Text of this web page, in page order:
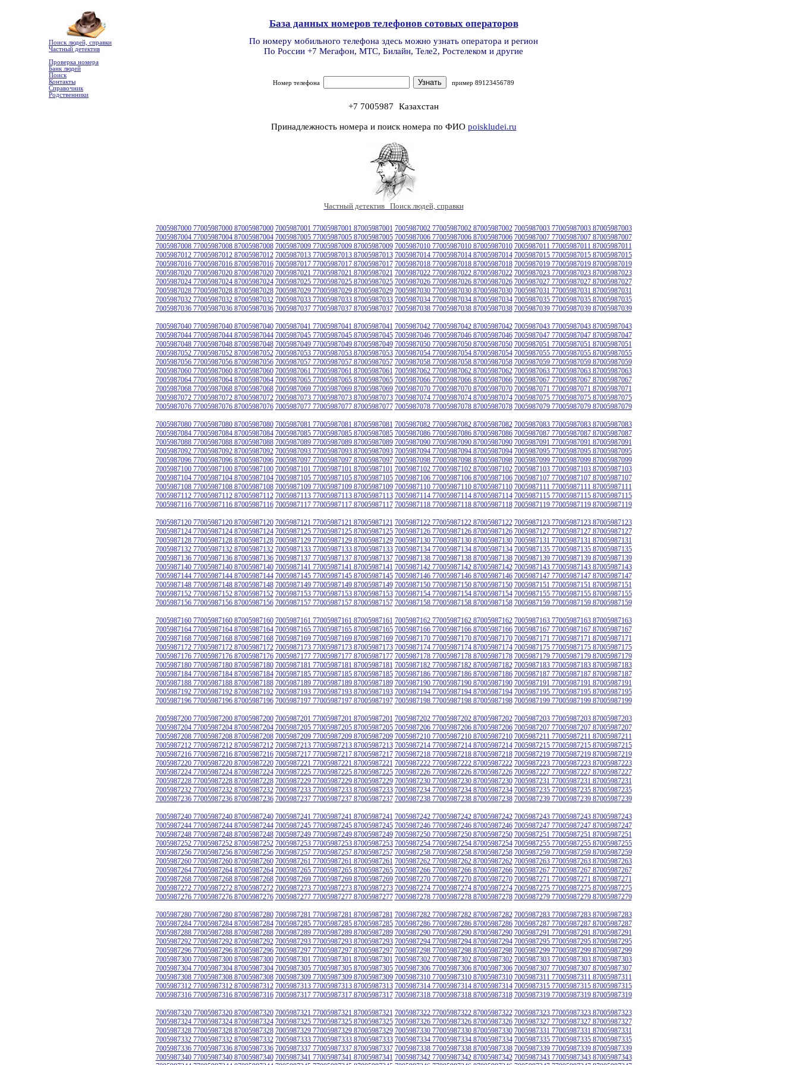
Поиск людей, справки
Частный детектив
Проверка номера
Банк людей
Поиск
Контакты
Справочник
Родственники
База данных номеров телефонов сотовых операторов
По номеру мобильного телефона здесь можно узнать оператора и регион
По России +7 Мегафон, МТС, Билайн, Теле2, Ростелеком и другие
Номер телефона пример 89123456789
+7 7005987 Казахстан
Принадлежность номера и поиск номера по ФИО poiskludei.ru
Частный детектив Поиск людей, справки
7005987000 77005987000 87005987000 7005987001 77005987001 87005987001 7005987002 77005987002 87005987002 7005987003 77005987003 87005987003
7005987004 77005987004 87005987004 7005987005 77005987005 87005987005 7005987006 77005987006 87005987006 7005987007 77005987007 87005987007
7005987008 77005987008 87005987008 7005987009 77005987009 87005987009 7005987010 77005987010 87005987010 7005987011 77005987011 87005987011
7005987012 77005987012 87005987012 7005987013 77005987013 87005987013 7005987014 77005987014 87005987014 7005987015 77005987015 87005987015
7005987016 77005987016 87005987016 7005987017 77005987017 87005987017 7005987018 77005987018 87005987018 7005987019 77005987019 87005987019
7005987020 77005987020 87005987020 7005987021 77005987021 87005987021 7005987022 77005987022 87005987022 7005987023 77005987023 87005987023
7005987024 77005987024 87005987024 7005987025 77005987025 87005987025 7005987026 77005987026 87005987026 7005987027 77005987027 87005987027
7005987028 77005987028 87005987028 7005987029 77005987029 87005987029 7005987030 77005987030 87005987030 7005987031 77005987031 87005987031
7005987032 77005987032 87005987032 7005987033 77005987033 87005987033 7005987034 77005987034 87005987034 7005987035 77005987035 87005987035
7005987036 77005987036 87005987036 7005987037 77005987037 87005987037 7005987038 77005987038 87005987038 7005987039 77005987039 87005987039
7005987040 77005987040 87005987040 7005987041 77005987041 87005987041 7005987042 77005987042 87005987042 7005987043 77005987043 87005987043
7005987044 77005987044 87005987044 7005987045 77005987045 87005987045 7005987046 77005987046 87005987046 7005987047 77005987047 87005987047
7005987048 77005987048 87005987048 7005987049 77005987049 87005987049 7005987050 77005987050 87005987050 7005987051 77005987051 87005987051
7005987052 77005987052 87005987052 7005987053 77005987053 87005987053 7005987054 77005987054 87005987054 7005987055 77005987055 87005987055
7005987056 77005987056 87005987056 7005987057 77005987057 87005987057 7005987058 77005987058 87005987058 7005987059 77005987059 87005987059
7005987060 77005987060 87005987060 7005987061 77005987061 87005987061 7005987062 77005987062 87005987062 7005987063 77005987063 87005987063
7005987064 77005987064 87005987064 7005987065 77005987065 87005987065 7005987066 77005987066 87005987066 7005987067 77005987067 87005987067
7005987068 77005987068 87005987068 7005987069 77005987069 87005987069 7005987070 77005987070 87005987070 7005987071 77005987071 87005987071
7005987072 77005987072 87005987072 7005987073 77005987073 87005987073 7005987074 77005987074 87005987074 7005987075 77005987075 87005987075
7005987076 77005987076 87005987076 7005987077 77005987077 87005987077 7005987078 77005987078 87005987078 7005987079 77005987079 87005987079
7005987080 77005987080 87005987080 7005987081 77005987081 87005987081 7005987082 77005987082 87005987082 7005987083 77005987083 87005987083
7005987084 77005987084 87005987084 7005987085 77005987085 87005987085 7005987086 77005987086 87005987086 7005987087 77005987087 87005987087
7005987088 77005987088 87005987088 7005987089 77005987089 87005987089 7005987090 77005987090 87005987090 7005987091 77005987091 87005987091
7005987092 77005987092 87005987092 7005987093 77005987093 87005987093 7005987094 77005987094 87005987094 7005987095 77005987095 87005987095
7005987096 77005987096 87005987096 7005987097 77005987097 87005987097 7005987098 77005987098 87005987098 7005987099 77005987099 87005987099
7005987100 77005987100 87005987100 7005987101 77005987101 87005987101 7005987102 77005987102 87005987102 7005987103 77005987103 87005987103
7005987104 77005987104 87005987104 7005987105 77005987105 87005987105 7005987106 77005987106 87005987106 7005987107 77005987107 87005987107
7005987108 77005987108 87005987108 7005987109 77005987109 87005987109 7005987110 77005987110 87005987110 7005987111 77005987111 87005987111
7005987112 77005987112 87005987112 7005987113 77005987113 87005987113 7005987114 77005987114 87005987114 7005987115 77005987115 87005987115
7005987116 77005987116 87005987116 7005987117 77005987117 87005987117 7005987118 77005987118 87005987118 7005987119 77005987119 87005987119
7005987120 77005987120 87005987120 7005987121 77005987121 87005987121 7005987122 77005987122 87005987122 7005987123 77005987123 87005987123
7005987124 77005987124 87005987124 7005987125 77005987125 87005987125 7005987126 77005987126 87005987126 7005987127 77005987127 87005987127
7005987128 77005987128 87005987128 7005987129 77005987129 87005987129 7005987130 77005987130 87005987130 7005987131 77005987131 87005987131
7005987132 77005987132 87005987132 7005987133 77005987133 87005987133 7005987134 77005987134 87005987134 7005987135 77005987135 87005987135
7005987136 77005987136 87005987136 7005987137 77005987137 87005987137 7005987138 77005987138 87005987138 7005987139 77005987139 87005987139
7005987140 77005987140 87005987140 7005987141 77005987141 87005987141 7005987142 77005987142 87005987142 7005987143 77005987143 87005987143
7005987144 77005987144 87005987144 7005987145 77005987145 87005987145 7005987146 77005987146 87005987146 7005987147 77005987147 87005987147
7005987148 77005987148 87005987148 7005987149 77005987149 87005987149 7005987150 77005987150 87005987150 7005987151 77005987151 87005987151
7005987152 77005987152 87005987152 7005987153 77005987153 87005987153 7005987154 77005987154 87005987154 7005987155 77005987155 87005987155
7005987156 77005987156 87005987156 7005987157 77005987157 87005987157 7005987158 77005987158 87005987158 7005987159 77005987159 87005987159
7005987160 77005987160 87005987160 7005987161 77005987161 87005987161 7005987162 77005987162 87005987162 7005987163 77005987163 87005987163
7005987164 77005987164 87005987164 7005987165 77005987165 87005987165 7005987166 77005987166 87005987166 7005987167 77005987167 87005987167
7005987168 77005987168 87005987168 7005987169 77005987169 87005987169 7005987170 77005987170 87005987170 7005987171 77005987171 87005987171
7005987172 77005987172 87005987172 7005987173 77005987173 87005987173 7005987174 77005987174 87005987174 7005987175 77005987175 87005987175
7005987176 77005987176 87005987176 7005987177 77005987177 87005987177 7005987178 77005987178 87005987178 7005987179 77005987179 87005987179
7005987180 77005987180 87005987180 7005987181 77005987181 87005987181 7005987182 77005987182 87005987182 7005987183 77005987183 87005987183
7005987184 77005987184 87005987184 7005987185 77005987185 87005987185 7005987186 77005987186 87005987186 7005987187 77005987187 87005987187
7005987188 77005987188 87005987188 7005987189 77005987189 87005987189 7005987190 77005987190 87005987190 7005987191 77005987191 87005987191
7005987192 77005987192 87005987192 7005987193 77005987193 87005987193 7005987194 77005987194 87005987194 7005987195 77005987195 87005987195
7005987196 77005987196 87005987196 7005987197 77005987197 87005987197 7005987198 77005987198 87005987198 7005987199 77005987199 87005987199
7005987200 77005987200 87005987200 7005987201 77005987201 87005987201 7005987202 77005987202 87005987202 7005987203 77005987203 87005987203
7005987204 77005987204 87005987204 7005987205 77005987205 87005987205 7005987206 77005987206 87005987206 7005987207 77005987207 87005987207
7005987208 77005987208 87005987208 7005987209 77005987209 87005987209 7005987210 77005987210 87005987210 7005987211 77005987211 87005987211
7005987212 77005987212 87005987212 7005987213 77005987213 87005987213 7005987214 77005987214 87005987214 7005987215 77005987215 87005987215
7005987216 77005987216 87005987216 7005987217 77005987217 87005987217 7005987218 77005987218 87005987218 7005987219 77005987219 87005987219
7005987220 77005987220 87005987220 7005987221 77005987221 87005987221 7005987222 77005987222 87005987222 7005987223 77005987223 87005987223
7005987224 77005987224 87005987224 7005987225 77005987225 87005987225 7005987226 77005987226 87005987226 7005987227 77005987227 87005987227
7005987228 77005987228 87005987228 7005987229 77005987229 87005987229 7005987230 77005987230 87005987230 7005987231 77005987231 87005987231
7005987232 77005987232 87005987232 7005987233 77005987233 87005987233 7005987234 77005987234 87005987234 7005987235 77005987235 87005987235
7005987236 77005987236 87005987236 7005987237 77005987237 87005987237 7005987238 77005987238 87005987238 7005987239 77005987239 87005987239
7005987240 77005987240 87005987240 7005987241 77005987241 87005987241 7005987242 77005987242 87005987242 7005987243 77005987243 87005987243
7005987244 77005987244 87005987244 7005987245 77005987245 87005987245 7005987246 77005987246 87005987246 7005987247 77005987247 87005987247
7005987248 77005987248 87005987248 7005987249 77005987249 87005987249 7005987250 77005987250 87005987250 7005987251 77005987251 87005987251
7005987252 77005987252 87005987252 7005987253 77005987253 87005987253 7005987254 77005987254 87005987254 7005987255 77005987255 87005987255
7005987256 77005987256 87005987256 7005987257 77005987257 87005987257 7005987258 77005987258 87005987258 7005987259 77005987259 87005987259
7005987260 77005987260 87005987260 7005987261 77005987261 87005987261 7005987262 77005987262 87005987262 7005987263 77005987263 87005987263
7005987264 77005987264 87005987264 7005987265 77005987265 87005987265 7005987266 77005987266 87005987266 7005987267 77005987267 87005987267
7005987268 77005987268 87005987268 7005987269 77005987269 87005987269 7005987270 77005987270 87005987270 7005987271 77005987271 87005987271
7005987272 77005987272 87005987272 7005987273 77005987273 87005987273 7005987274 77005987274 87005987274 7005987275 77005987275 87005987275
7005987276 77005987276 87005987276 7005987277 77005987277 87005987277 7005987278 77005987278 87005987278 7005987279 77005987279 87005987279
7005987280 77005987280 87005987280 7005987281 77005987281 87005987281 7005987282 77005987282 87005987282 7005987283 77005987283 87005987283
7005987284 77005987284 87005987284 7005987285 77005987285 87005987285 7005987286 77005987286 87005987286 7005987287 77005987287 87005987287
7005987288 77005987288 87005987288 7005987289 77005987289 87005987289 7005987290 77005987290 87005987290 7005987291 77005987291 87005987291
7005987292 77005987292 87005987292 7005987293 77005987293 87005987293 7005987294 77005987294 87005987294 7005987295 77005987295 87005987295
7005987296 77005987296 87005987296 7005987297 77005987297 87005987297 7005987298 77005987298 87005987298 7005987299 77005987299 87005987299
7005987300 77005987300 87005987300 7005987301 77005987301 87005987301 7005987302 77005987302 87005987302 7005987303 77005987303 87005987303
7005987304 77005987304 87005987304 7005987305 77005987305 87005987305 7005987306 77005987306 87005987306 7005987307 77005987307 87005987307
7005987308 77005987308 87005987308 7005987309 77005987309 87005987309 7005987310 77005987310 87005987310 7005987311 77005987311 87005987311
7005987312 77005987312 87005987312 7005987313 77005987313 87005987313 7005987314 77005987314 87005987314 7005987315 77005987315 87005987315
7005987316 77005987316 87005987316 7005987317 77005987317 87005987317 7005987318 77005987318 87005987318 7005987319 77005987319 87005987319
7005987320 77005987320 87005987320 7005987321 77005987321 87005987321 7005987322 77005987322 87005987322 7005987323 77005987323 87005987323
7005987324 77005987324 87005987324 7005987325 77005987325 87005987325 7005987326 77005987326 87005987326 7005987327 77005987327 87005987327
7005987328 77005987328 87005987328 7005987329 77005987329 87005987329 7005987330 77005987330 87005987330 7005987331 77005987331 87005987331
7005987332 77005987332 87005987332 7005987333 77005987333 87005987333 7005987334 77005987334 87005987334 7005987335 77005987335 87005987335
7005987336 77005987336 87005987336 7005987337 77005987337 87005987337 7005987338 77005987338 87005987338 7005987339 77005987339 87005987339
7005987340 77005987340 87005987340 7005987341 77005987341 87005987341 7005987342 77005987342 87005987342 7005987343 77005987343 87005987343